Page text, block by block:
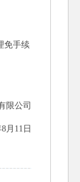
免手续
限公司
月11日